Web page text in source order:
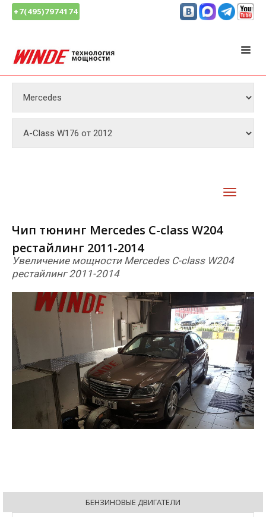
+7(495)7974174
Чип тюнинг Mercedes C-class W204
рестайлинг 2011-2014
Увеличение мощности Mercedes C-class W204
рестайлинг 2011-2014
БЕНЗИНОВЫЕ ДВИГАТЕЛИ